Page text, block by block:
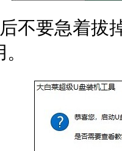
不要急着拔